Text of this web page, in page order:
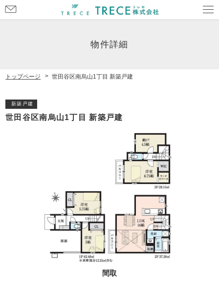
問
物件詳細
トップページ 世田谷区南烏山1丁目 新築戸建
新築戸建
世田谷区南烏山1丁目 新築戸建
間取